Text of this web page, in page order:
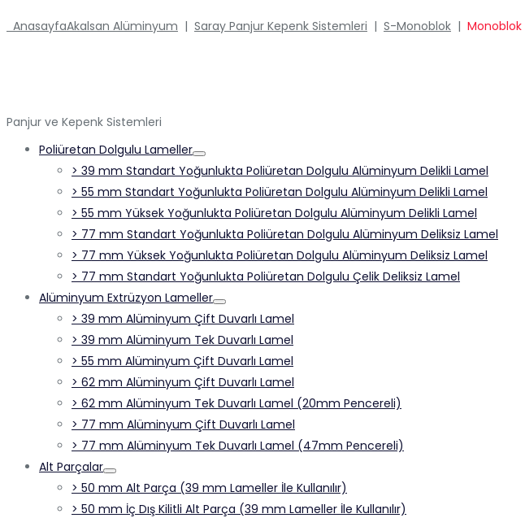
AnasayfaAkalsan Alüminyum | Saray Panjur Kepenk Sistemleri | S-Monoblok | Monoblok
Panjur ve Kepenk Sistemleri
Poliüretan Dolgulu Lameller
> 39 mm Standart Yoğunlukta Poliüretan Dolgulu Alüminyum Delikli Lamel
> 55 mm Standart Yoğunlukta Poliüretan Dolgulu Alüminyum Delikli Lamel
> 55 mm Yüksek Yoğunlukta Poliüretan Dolgulu Alüminyum Delikli Lamel
> 77 mm Standart Yoğunlukta Poliüretan Dolgulu Alüminyum Deliksiz Lamel
> 77 mm Yüksek Yoğunlukta Poliüretan Dolgulu Alüminyum Deliksiz Lamel
> 77 mm Standart Yoğunlukta Poliüretan Dolgulu Çelik Deliksiz Lamel
Alüminyum Extrüzyon Lameller
> 39 mm Alüminyum Çift Duvarlı Lamel
> 39 mm Alüminyum Tek Duvarlı Lamel
> 55 mm Alüminyum Çift Duvarlı Lamel
> 62 mm Alüminyum Çift Duvarlı Lamel
> 62 mm Alüminyum Tek Duvarlı Lamel (20mm Pencereli)
> 77 mm Alüminyum Çift Duvarlı Lamel
> 77 mm Alüminyum Tek Duvarlı Lamel (47mm Pencereli)
Alt Parçalar
> 50 mm Alt Parça (39 mm Lameller İle Kullanılır)
> 50 mm İç Dış Kilitli Alt Parça (39 mm Lameller İle Kullanılır)